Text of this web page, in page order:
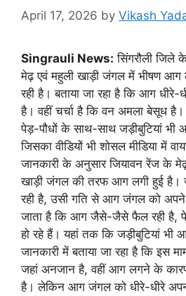
April 17, 2026 by Vikash
Singrauli News: सिंगरौली जिले
मेढ़ एवं महुली खाड़ी जंगल में भीषण आग
रही है। बताया जा रहा है कि आग
है। वहीं चर्चा है कि वन अमला बेसूध
पेड़-पौधों के साथ-साथ जड़ीबुटियां भी
जिसका वीडियों भी शोसल मीडिया में
जानकारी के अनुसार जियावन रेंज के
खाड़ी जंगल की तरफ आग लगी हुई है।
रही है, उसी गति से आग जंगल को अपने
जाता है कि आग जैसे-जैसे फैल रही है,
हो रहे हैं। यहां तक कि जड़ीबुटियां भी
जानकारी में बताया जा रहा है कि इस
जहां अनजान है, वहीं आग लगने के
है। लेकिन आग जंगल को धीरे-धीरे